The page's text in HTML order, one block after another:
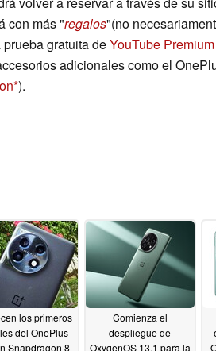
con más "regalos"(no
gratuita deYouTube Premium
adicionales como el
).
los primeros
del OnePlus
Snapdragon 8
Comienza el
despliegue de
OxygenOS 13.1 para la